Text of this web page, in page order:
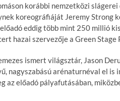
korábbi nemzetközi
koreográfiáját Jeremy
eddig több mint 250 millió
hazai szervezője a Green Stage
ismert világsztár, Jason
nagyszabású arénaturnéval el
az előadó pályafutásában,